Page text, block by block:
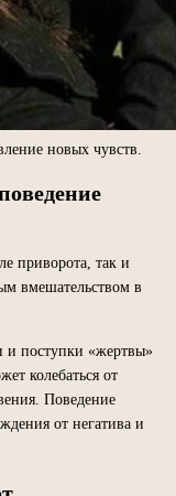
новых чувств.
приворота, так и
вмешательством в
и поступки «жертвы»
колебаться от
Поведение
от негатива и